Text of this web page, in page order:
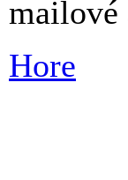
mailové
Hore